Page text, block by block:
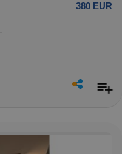
380 EUR